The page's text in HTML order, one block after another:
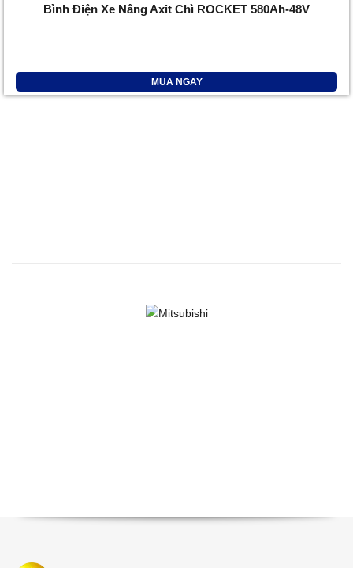
Bình Điện Xe Nâng Axit Chì ROCKET 580Ah-48V
MUA NGAY